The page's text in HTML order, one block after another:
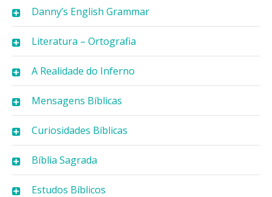
Danny’s English Grammar
Literatura – Ortografia
A Realidade do Inferno
Mensagens Bíblicas
Curiosidades Bíblicas
Bíblia Sagrada
Estudos Bíblicos